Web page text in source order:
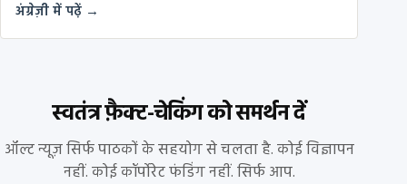
अंग्रेज़ी में पढ़ें →
स्वतंत्र फ़ैक्ट-चेकिंग को समर्थन दें
ऑल्ट न्यूज़ सिर्फ पाठकों के सहयोग से चलता है. कोई विज्ञापन
नहीं. कोई कॉर्पोरेट फंडिंग नहीं. सिर्फ आप.